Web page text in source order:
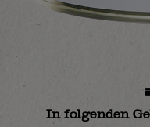
In folgenden